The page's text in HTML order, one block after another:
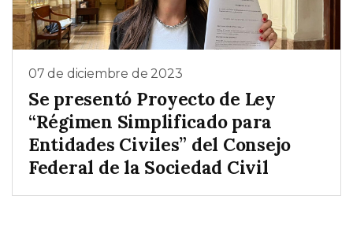
07 de diciembre de 2023
Se presentó Proyecto de Ley
“Régimen Simplificado para
Entidades Civiles” del Consejo
Federal de la Sociedad Civil